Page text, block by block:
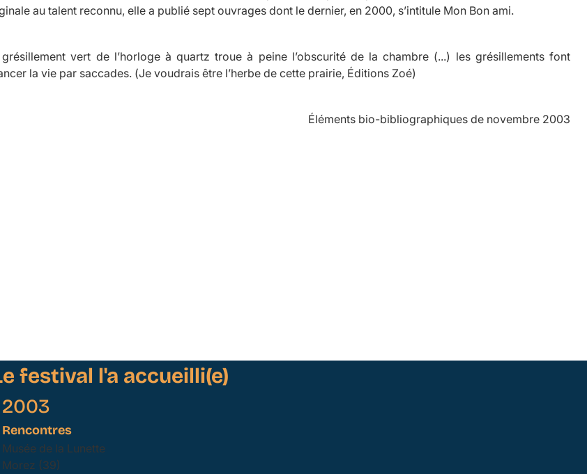
au talent reconnu, elle a publié sept ouvrages dont le dernier, en 2000, s’intitule Mon Bon ami.
vert de l’horloge à quartz troue à peine l’obscurité de la chambre (...) les grésillements font
la vie par saccades. (Je voudrais être l’herbe de cette prairie, Éditions Zoé)
Éléments bio-bibliographiques de novembre 2003
festival l'a accueilli(e)
2003
Rencontres
Musée de la Lunette
Morez (39)